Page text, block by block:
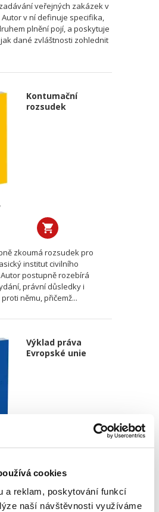
cookies
a reklam, poskytování funkcí
naší návštěvnosti využíváme
veřejných zakázek v
v ní definuje specifika,
plnění pojí, a poskytuje
dané zvláštnosti zohlednit
Kontumační
rozsudek
zkoumá rozsudek pro
institut civilního
postupně rozebírá
právní důsledky i
němu, přičemž...
Výklad práva
Evropské unie
,Jan Šamlot
v dnešní době významně